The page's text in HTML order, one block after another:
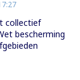
collectief
bescherming